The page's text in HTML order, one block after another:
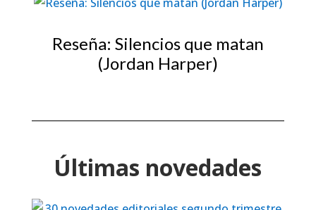
Reseña: Silencios que matan
(Jordan Harper)
Últimas novedades